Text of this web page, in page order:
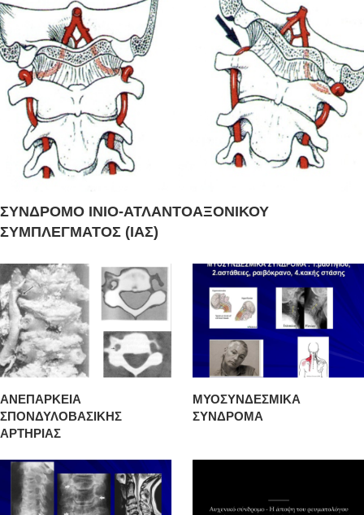
ΣΥΝΔΡΟΜΟ ΙΝΙΟ-ΑΤΛΑΝΤΟΑΞΟΝΙΚΟΥ
ΣΥΜΠΛΕΓΜΑΤΟΣ (ΙΑΣ)
ΑΝΕΠΑΡΚΕΙΑ
ΣΠΟΝΔΥΛΟΒΑΣΙΚΗΣ
ΑΡΤΗΡΙΑΣ
ΜΥΟΣΥΝΔΕΣΜΙΚΑ
ΣΥΝΔΡΟΜΑ